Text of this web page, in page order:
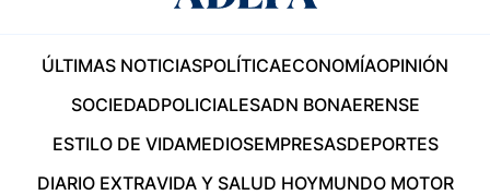
ÚLTIMAS NOTICIASPOLÍTICAECONOMÍAOPINIÓN
SOCIEDADPOLICIALESADN BONAERENSE
ESTILO DE VIDAMEDIOSEMPRESASDEPORTES
DIARIO EXTRAVIDA Y SALUD HOYMUNDO MOTOR